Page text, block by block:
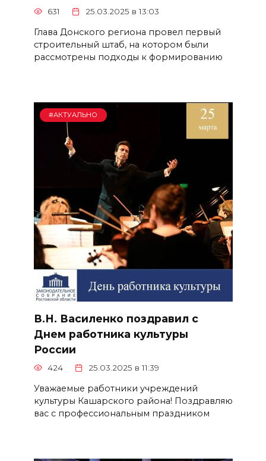
631 25.03.2025 в 13:03
Глава Донского региона провел первый
строительный штаб, на котором были
рассмотрены подходы к формированию
#АКТУАЛЬНО
В.Н. Василенко поздравил с
Днем работника культуры
России
424 25.03.2025 в 11:39
Уважаемые работники учреждений
культуры Кашарского района! Поздравляю
вас с профессиональным праздником